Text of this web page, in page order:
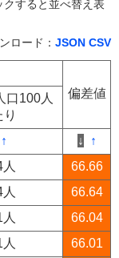
クすると並べ替え表
ロード： JSON CSV
偏差値
口100人
↑ ↓
↑
66.66
66.64
66.04
66.01